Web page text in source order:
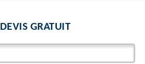
DEVIS GRATUIT